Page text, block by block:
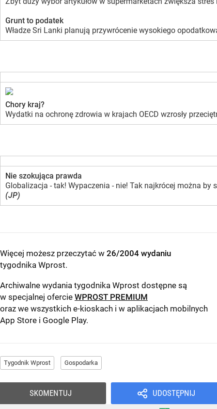
Grunt to podatek
Władze Sri Lanki planują przywrócenie wysokiego
Chory kraj?
Wydatki na ochronę zdrowia w krajach OECD wzrosły
Nie szokująca prawda
Globalizacja - tak! Wypaczenia - nie! Tak najkrócej można
(JP)
Więcej możesz przeczytać w 26/2004 wydaniu
tygodnika Wprost.
Archiwalne wydania tygodnika Wprost dostępne są
w specjalnej ofercie WPROST PREMIUM
oraz we wszystkich e-kioskach i w aplikacjach mobilnych
App Store i Google Play.
Tygodnik Wprost Gospodarka
UDOSTĘPNIJ
SKOMENTUJ